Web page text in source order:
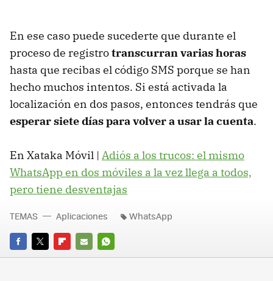
En ese caso puede sucederte que durante el
proceso de registrotranscurran varias horas
hasta que recibas el código SMS porque se han
hecho muchos intentos. Si está activada la
localización en dos pasos, entonces tendrás que
esperar siete días para volver a usar la cuenta.
En Xataka Móvil | Adiós a los trucos: el mismo
WhatsApp en dos móviles a la vez llega a todos,
pero tiene desventajas
FACEBOOK
TWITTERFLIPBOARD
E-
WHATSAPP
TEMAS Aplicaciones WhatsApp